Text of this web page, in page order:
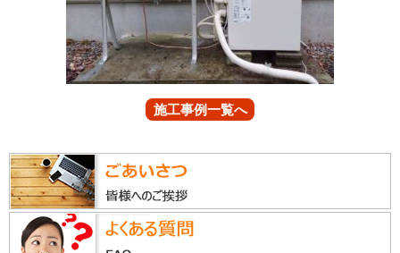
施工事例一覧へ